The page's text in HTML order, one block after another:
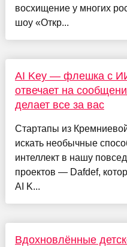
восхищение у многих
шоу «Откр...
AI Key — флешка с
отвечает на
делает все за вас
Стартапы из
искать необычные
интеллект в нашу
проектов — Dafdef,
AI K...
Вдохновлённые